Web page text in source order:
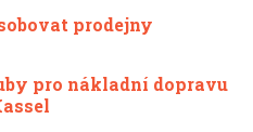
prodejny
pro nákladní dopravu